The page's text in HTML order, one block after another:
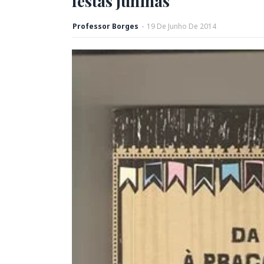
Professor Borges - 19 De Junho De 2014